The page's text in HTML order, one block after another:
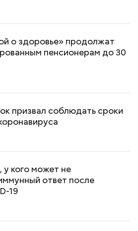
о здоровье» продолжат
пенсионерам до 30
призвал соблюдать сроки
у кого может не
ответ после
19